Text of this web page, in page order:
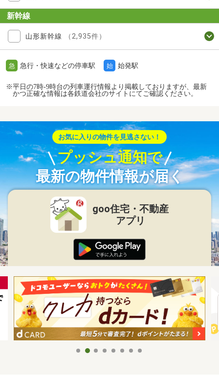
新幹線
山形新幹線 （2,935件）
急 急行・快速などの停車駅 始 始発駅
※平日の7時-9時台の列車運行情報より掲載しておりますが、最新
かつ正確な情報は各鉄道会社のサイトにてご確認ください。
お気に入りの物件を見逃さない！
プッシュ通知で
最新の物件情報が届く
goo住宅・不動産
アプリ